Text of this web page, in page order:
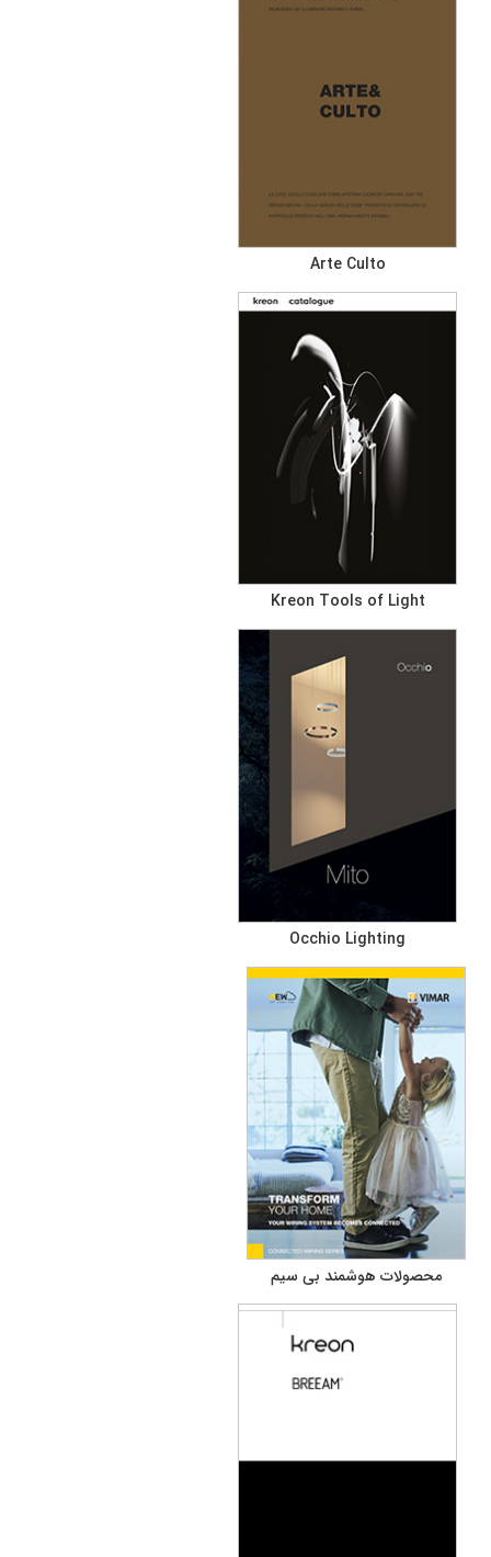
Arte Culto
Kreon Tools of Light
Occhio Lighting
محصولات هوشمند بی سیم